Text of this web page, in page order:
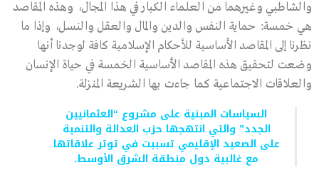
والشاطبي وغيرهما من العلماء الكبار في هذا المجال، وهذه المقاصد
هي خمسة: حماية النفس والدين والمال والعقل والنسل، وإذا ما
نظرنا إلى المقاصد الأساسية للأحكام الإسلامية كافة لوجدنا أنها
وضعت لتحقيق هذه المقاصد الأساسية الخمسة في حياة الإنسان
والعلاقات الاجتماعية كما جاءت بها الشريعة المنزلة.
السياسات المبنية على مشروع “العثمانيين
الجدد” والتي انتهجها حزب العدالة والتنمية
على الصعيد الإقليمي تسببت في توتر علاقاتها
مع غالبية دول منطقة الشرق الأوسط.